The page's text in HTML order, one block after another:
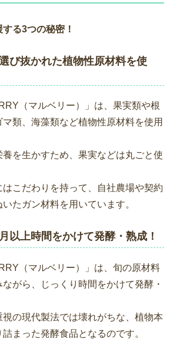
る3つの秘密！
び抜かれた植物性原材料を使
（マルベリー）」は、果実類や根
類、海藻類など植物性原材料を使用
を生かすため、果実などは丸ごと使
こだわりを持って、自社農場や契約
たガン材料を用いています。
以上時間をかけて発酵・熟成！
（マルベリー）」は、旬の原材料
がら、じっくり時間をかけて発酵・
の現代製法では壊れがちな、植物本
まった発酵食品となるのです。